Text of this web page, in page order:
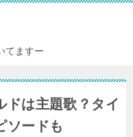
てますー
ドは主題歌？タイ
ソードも